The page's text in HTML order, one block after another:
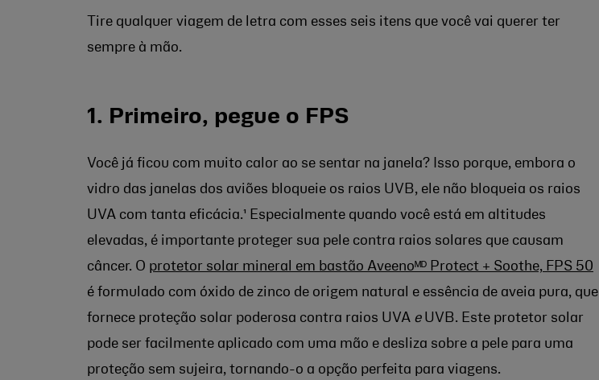
Tire qualquer viagem de letra com esses seis itens que você vai querer ter
sempre à mão.
1. Primeiro, pegue o FPS
Você já ficou com muito calor ao se sentar na janela? Isso porque, embora o
vidro das janelas dos aviões bloqueie os raios UVB, ele não bloqueia os raios
UVA com tanta eficácia.¹ Especialmente quando você está em altitudes
elevadas, é importante proteger sua pele contra raios solares que causam
câncer. O protetor solar mineral em bastão Aveenoᴹᴰ Protect + Soothe, FPS 50
é formulado com óxido de zinco de origem natural e essência de aveia pura, que
fornece proteção solar poderosa contra raios UVA e UVB. Este protetor solar
pode ser facilmente aplicado com uma mão e desliza sobre a pele para uma
proteção sem sujeira, tornando-o a opção perfeita para viagens.